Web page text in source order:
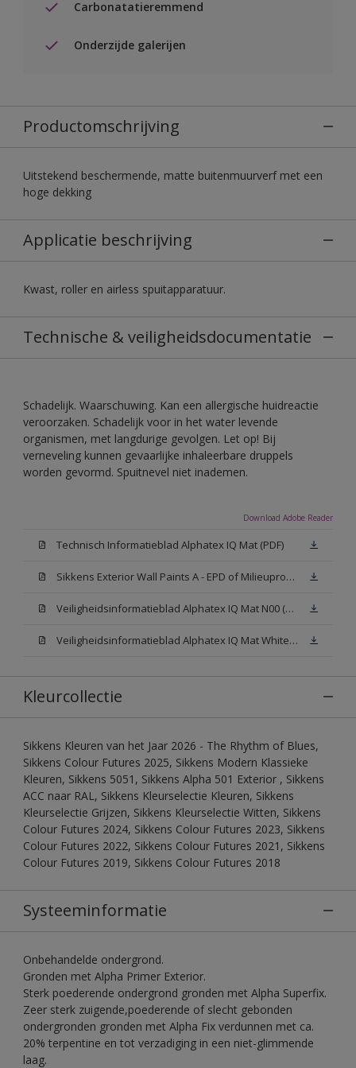
Carbonatatieremmend
Onderzijde galerijen
Productomschrijving
Uitstekend beschermende, matte buitenmuurverf met een
hoge dekking
Applicatie beschrijving
Kwast, roller en airless spuitapparatuur.
Technische & veiligheidsdocumentatie
Schadelijk. Waarschuwing. Kan een allergische huidreactie
veroorzaken. Schadelijk voor in het water levende
organismen, met langdurige gevolgen. Let op! Bij
verneveling kunnen gevaarlijke inhaleerbare druppels
worden gevormd. Spuitnevel niet inademen.
Download Adobe Reader
Technisch Informatieblad Alphatex IQ Mat (PDF)
Sikkens Exterior Wall Paints A - EPD of Milieuproductverklaring
Veiligheidsinformatieblad Alphatex IQ Mat N00 (MSDS)
Veiligheidsinformatieblad Alphatex IQ Mat White W05 (MSDS)
Kleurcollectie
Sikkens Kleuren van het Jaar 2026 - The Rhythm of Blues,
Sikkens Colour Futures 2025, Sikkens Modern Klassieke
Kleuren, Sikkens 5051, Sikkens Alpha 501 Exterior , Sikkens
ACC naar RAL, Sikkens Kleurselectie Kleuren, Sikkens
Kleurselectie Grijzen, Sikkens Kleurselectie Witten, Sikkens
Colour Futures 2024, Sikkens Colour Futures 2023, Sikkens
Colour Futures 2022, Sikkens Colour Futures 2021, Sikkens
Colour Futures 2019, Sikkens Colour Futures 2018
Systeeminformatie
Onbehandelde ondergrond.
Gronden met Alpha Primer Exterior.
Sterk poederende ondergrond gronden met Alpha Superfix.
Zeer sterk zuigende,poederende of slecht gebonden
ondergronden gronden met Alpha Fix verdunnen met ca.
20% terpentine en tot verzadiging in een niet-glimmende
laag.